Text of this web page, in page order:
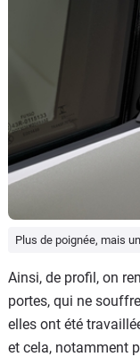
Plus de poignée, mais
Ainsi, de profil, on
portes, qui ne
elles ont été
et cela, notamment